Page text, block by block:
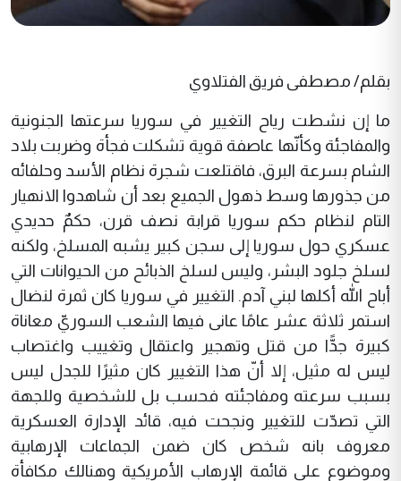
بقلم/ مصطفى فريق الفتلاوي
ما إن نشطت رياح التغيير في سوريا سرعتها الجنونية
والمفاجئة وكأنّها عاصفة قوية تشكلت فجأة وضربت بلاد
الشام بسرعة البرق، فاقتلعت شجرة نظام الأسد وحلفائه
من جذورها وسط ذهول الجميع بعد أن شاهدوا الانهيار
التام لنظام حكم سوريا قرابة نصف قرن، حكمٌ حديدي
عسكري حول سوريا إلى سجن كبير يشبه المسلخ، ولكنه
لسلخ جلود البشر، وليس لسلخ الذبائح من الحيوانات التي
أباح الله أكلها لبني آدم. التغيير في سوريا كان ثمرة لنضال
استمر ثلاثة عشر عامًا عانى فيها الشعب السوريّ معاناة
كبيرة جدًّا من قتل وتهجير واعتقال وتغييب واغتصاب
ليس له مثيل، إلا أنّ هذا التغيير كان مثيرًا للجدل ليس
بسبب سرعته ومفاجئته فحسب بل للشخصية وللجهة
التي تصدّت للتغيير ونجحت فيه، قائد الإدارة العسكرية
معروف بانه شخص كان ضمن الجماعات الإرهابية
وموضوع على قائمة الإرهاب الأمريكية وهنالك مكافأة